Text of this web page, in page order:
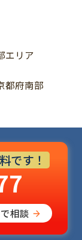
エリア
都府南部
です！
相談